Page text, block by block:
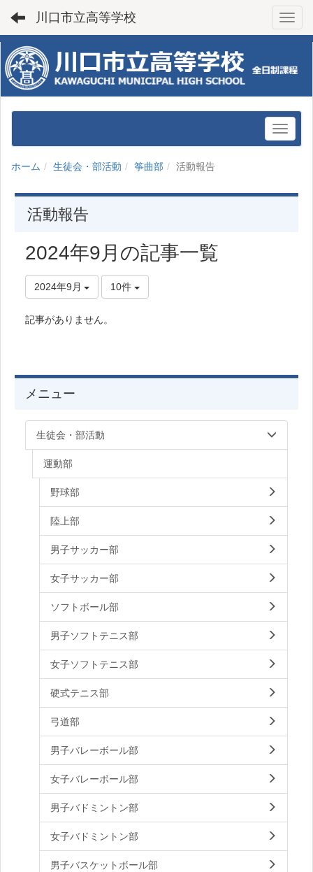
川口市立高等学校
ホーム 生徒会・部活動 筝曲部 活動報告
活動報告
2024年9月の記事一覧
2024年9月 10件
記事がありません。
メニュー
生徒会・部活動
運動部
野球部
陸上部
男子サッカー部
女子サッカー部
ソフトボール部
男子ソフトテニス部
女子ソフトテニス部
硬式テニス部
弓道部
男子バレーボール部
女子バレーボール部
男子バドミントン部
女子バドミントン部
男子バスケットボール部